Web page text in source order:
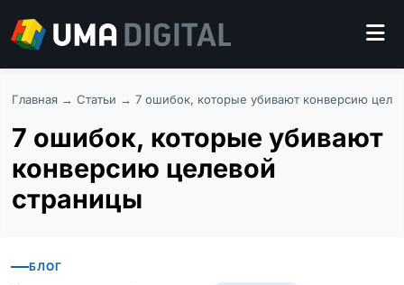
Главная → Статьи → 7 ошибок, которые убивают конверсию
7 ошибок, которые убивают
конверсию целевой
страницы
БЛОГ